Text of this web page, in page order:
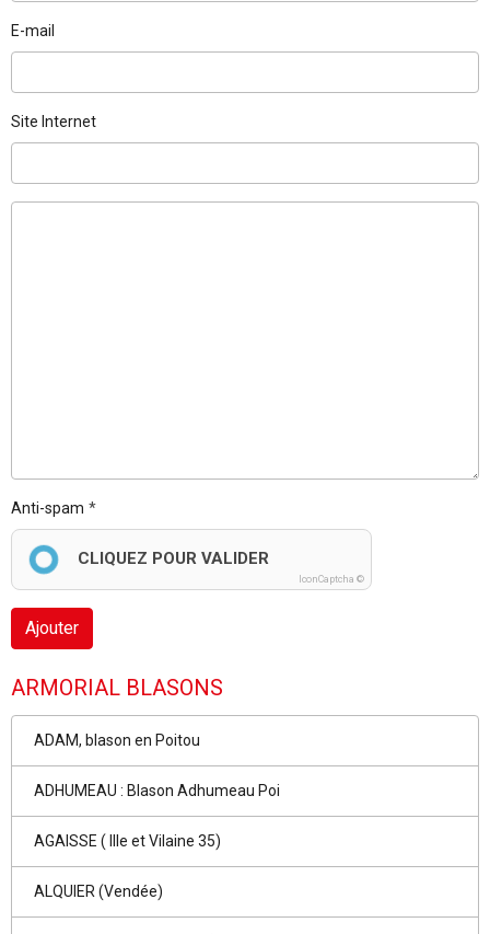
E-mail
Site Internet
Anti-spam
CLIQUEZ POUR VALIDER
IconCaptcha ©
Ajouter
ARMORIAL BLASONS
ADAM, blason en Poitou
ADHUMEAU : Blason Adhumeau Poi
AGAISSE ( Ille et Vilaine 35)
ALQUIER (Vendée)